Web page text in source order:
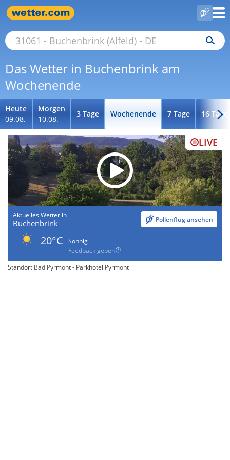
Das Wetter in Buchenbrink am
Wochenende
Heute
09.08.
Morgen
10.08.
3 Tage Wochenende 7 Tage 16 Tage
LIVE
Aktuelles Wetter in
Buchenbrink Pollenflug ansehen
20°C
Sonnig
Feedback geben
Standort Bad Pyrmont - Parkhotel Pyrmont